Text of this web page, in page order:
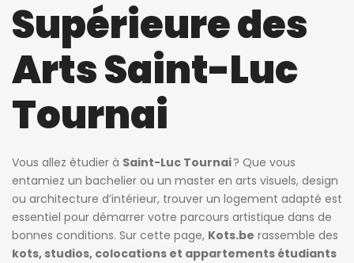
Supérieure des
Arts Saint-Luc
Tournai
Vous allez étudier à Saint-Luc Tournai? Que vous
entamiez un bachelier ou un master en arts visuels, design
ou architecture d’intérieur, trouver un logement adapté est
essentiel pour démarrer votre parcours artistique dans de
bonnes conditions. Sur cette page, Kots.be rassemble des
kots, studios, colocations et appartements étudiants